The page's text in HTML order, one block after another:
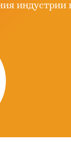
индустрии